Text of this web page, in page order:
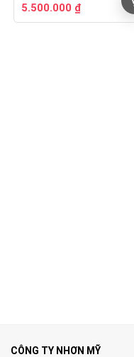
Giá
gốc
5.500.000 ₫Giá
hiện
CÔNG TY NHƠN MỸ